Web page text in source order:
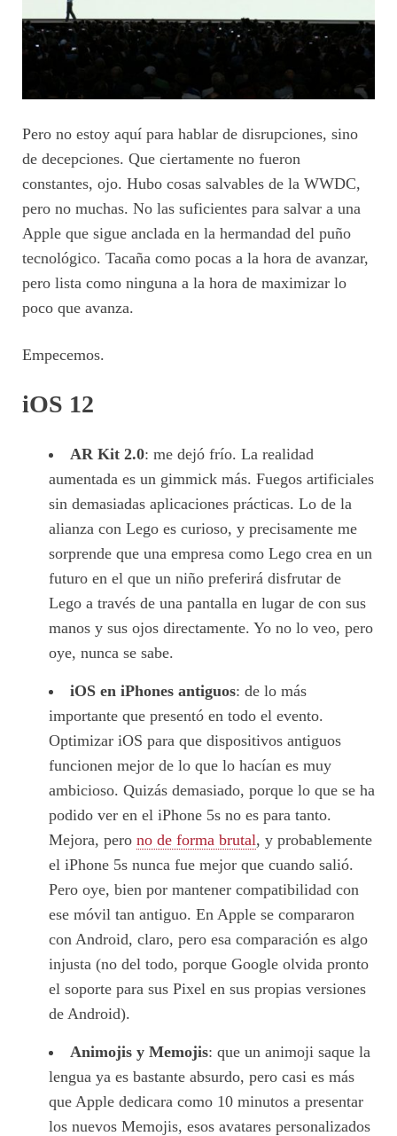
Pero no estoy aquí para hablar de disrupciones, sino
de decepciones. Que ciertamente no fueron
constantes, ojo. Hubo cosas salvables de la WWDC,
pero no muchas. No las suficientes para salvar a una
Apple que sigue anclada en la hermandad del puño
tecnológico. Tacaña como pocas a la hora de avanzar,
pero lista como ninguna a la hora de maximizar lo
poco que avanza.
Empecemos.
iOS 12
AR Kit 2.0: me dejó frío. La realidad
aumentada es un gimmick más. Fuegos artificiales
sin demasiadas aplicaciones prácticas. Lo de la
alianza con Lego es curioso, y precisamente me
sorprende que una empresa como Lego crea en un
futuro en el que un niño preferirá disfrutar de
Lego a través de una pantalla en lugar de con sus
manos y sus ojos directamente. Yo no lo veo, pero
oye, nunca se sabe.
iOS en iPhones antiguos: de lo más
importante que presentó en todo el evento.
Optimizar iOS para que dispositivos antiguos
funcionen mejor de lo que lo hacían es muy
ambicioso. Quizás demasiado, porque lo que se ha
podido ver en el iPhone 5s no es para tanto.
Mejora, pero no de forma brutal, y probablemente
el iPhone 5s nunca fue mejor que cuando salió.
Pero oye, bien por mantener compatibilidad con
ese móvil tan antiguo. En Apple se compararon
con Android, claro, pero esa comparación es algo
injusta (no del todo, porque Google olvida pronto
el soporte para sus Pixel en sus propias versiones
de Android).
Animojis y Memojis: que un animoji saque la
lengua ya es bastante absurdo, pero casi es más
que Apple dedicara como 10 minutos a presentar
los nuevos Memojis, esos avatares personalizados